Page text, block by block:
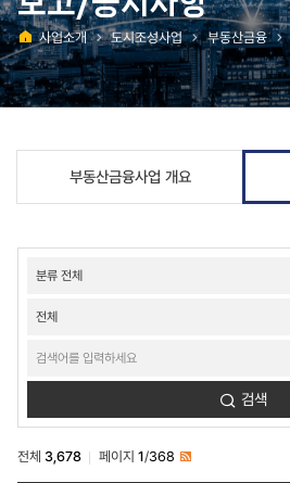
홈
사업소개 도시조성사업 부동산금융
부동산금융사업 개요
주택사업-
보고/
검색
전체 3,678 페이지 1/368